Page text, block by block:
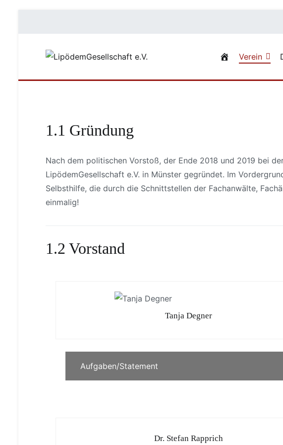
LipödemGesellschaft
Verein
1.1 Gründung
Nach dem politischen Vorstoß, der Ende 2018 und 2019 bei
LipödemGesellschaft e.V. in Münster gegründet. Im
Selbsthilfe, die durch die Schnittstellen der Fachanwälte,
einmalig!
1.2 Vorstand
Tanja Degner
Aufgaben/Statement
Dr. Stefan Rapprich